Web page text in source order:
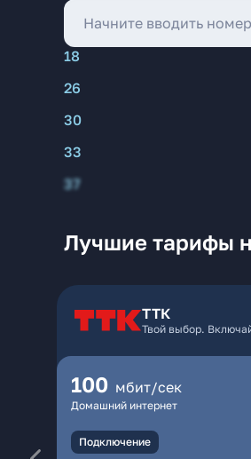
18
26
30
33
37
Лучшие тарифы
ТТК
Твой выбор.
100 мбит/сек
Домашний интернет
Подключение